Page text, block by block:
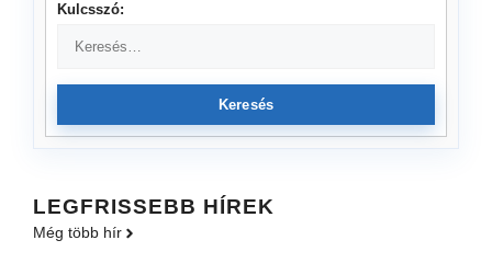
Kulcsszó:
Keresés
LEGFRISSEBB HÍREK
Még több hír